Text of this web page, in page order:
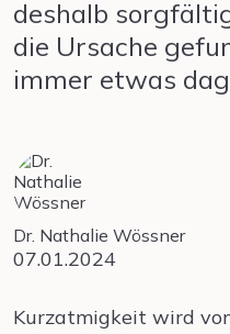
deshalb
die Ursache
immer etwas
Dr. Nathalie Wössner
07.01.2024
Kurzatmigkeit wird